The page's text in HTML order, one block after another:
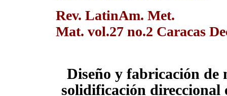
Rev. LatinAm. Met.
Mat. vol.27 no.2 Caracas
Diseño y fabricación de
solidificación direccional